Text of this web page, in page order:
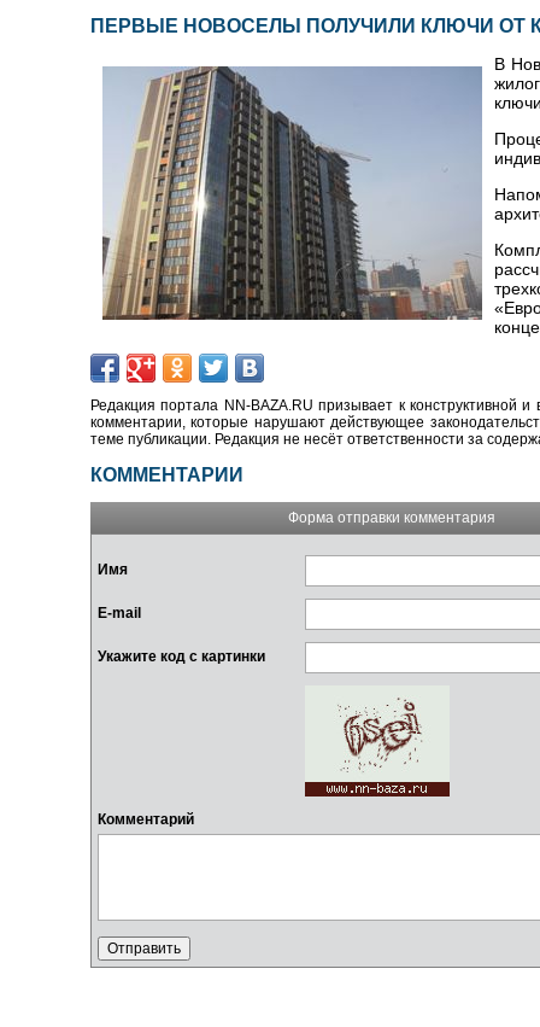
ПЕРВЫЕ НОВОСЕЛЫ ПОЛУЧИЛИ КЛЮЧИ ОТ
В
Редакция портала NN-BAZA.RU призывает к конструктивной
комментарии, которые нарушают действующее
теме публикации. Редакция не несёт ответственности за
КОММЕНТАРИИ
Форма отправки комментария
Имя
E-mail
Укажите код с картинки
Комментарий